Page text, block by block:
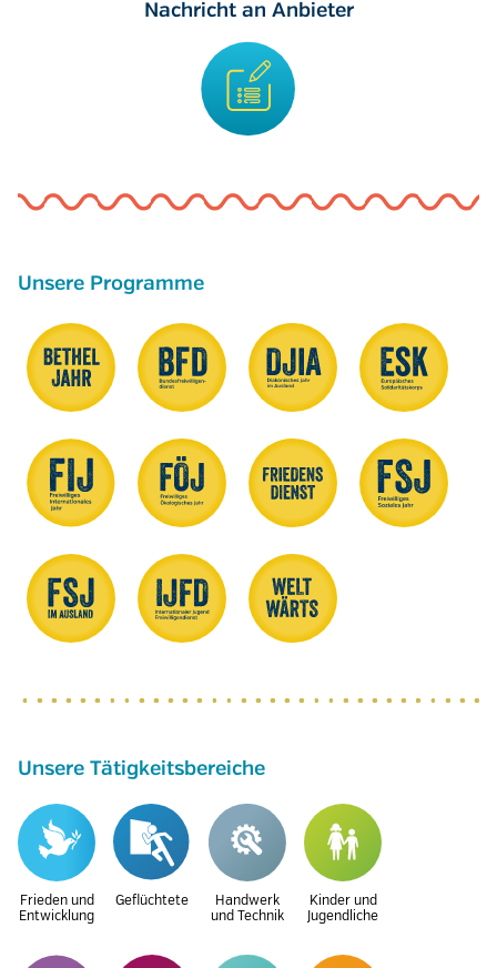
Nachricht an Anbieter
Unsere Programme
Unsere Tätigkeitsbereiche
Frieden und
Entwicklung
Geflüchtete
Handwerk
und Technik
Kinder und
Jugendliche